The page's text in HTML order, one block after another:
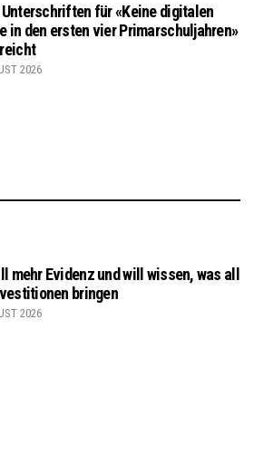
Unterschriften für «Keine digitalen
in den ersten vier Primarschuljahren»
2026
mehr Evidenz und will wissen, was all
bringen
2026